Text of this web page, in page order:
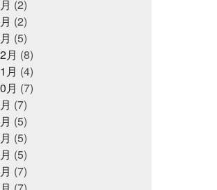
予約受付中
2025年7月2日
2025年夏季休暇のお知ら
せ
2025年6月16日
【夏ギフト・お中元】は、
かぎやオンラインストアで
2025年5月31日
れる年齢
そんな思い出が多い方がい
たまたま出てきたフレー
ら感謝の輪をつなぐ
ぎてしまう
まった
てっちり
ツオ
どじょう金魚すくいってな
も絶対に食べてもらいた
でも知ってる友達が1人増え
にんにく卵黄
とりひとりが輝ける舞台
画
らえるとは
(2)
(2)
(5)
月 (8)
月 (4)
月 (7)
(7)
(5)
(5)
(5)
(7)